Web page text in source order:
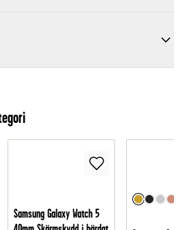
Samsung Galaxy Watch 5